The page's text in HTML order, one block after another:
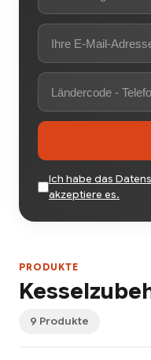
Ich habe das
akzeptiere es.
PRODUKTE
9 Produkte